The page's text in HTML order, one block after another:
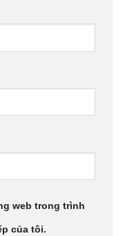
web trong trình
của tôi.